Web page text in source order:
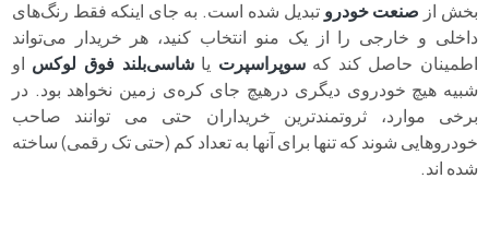
بخش از صنعت خودرو تبدیل شده است. به جای اینکه فقط رنگ‌های
داخلی و خارجی را از یک منو انتخاب کنید، هر خریدار می‌تواند
اطمینان حاصل کند کهسوپراسپرت یا شاسی‌بلند فوق لوکس او
شبیه هیچ خودروی دیگری درهیچ جای کره‌ی زمین نخواهد بود. در
برخی موارد، ثروتمندترین خریداران حتی می توانند صاحب
خودروهایی شوند که تنها برای آنها به تعداد کم (حتی تک رقمی) ساخته
شده اند.